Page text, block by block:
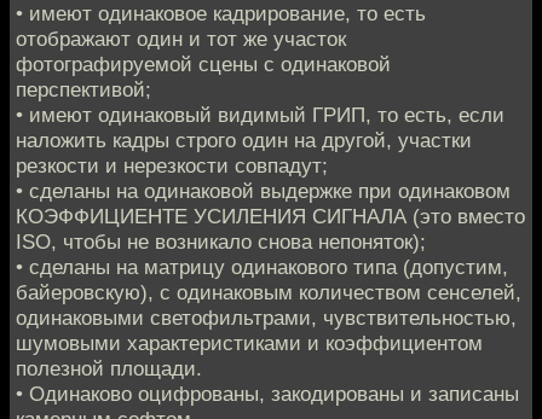
• имеют одинаковое кадрирование, то есть
отображают один и тот же участок
фотографируемой сцены с одинаковой
перспективой;
• имеют одинаковый видимый ГРИП, то есть, если
наложить кадры строго один на другой, участки
резкости и нерезкости совпадут;
• сделаны на одинаковой выдержке при одинаковом
КОЭФФИЦИЕНТЕ УСИЛЕНИЯ СИГНАЛА (это вместо
ISO, чтобы не возникало снова непоняток);
• сделаны на матрицу одинакового типа (допустим,
байеровскую), с одинаковым количеством сенселей,
одинаковыми светофильтрами, чувствительностью,
шумовыми характеристиками и коэффициентом
полезной площади.
• Одинаково оцифрованы, закодированы и записаны